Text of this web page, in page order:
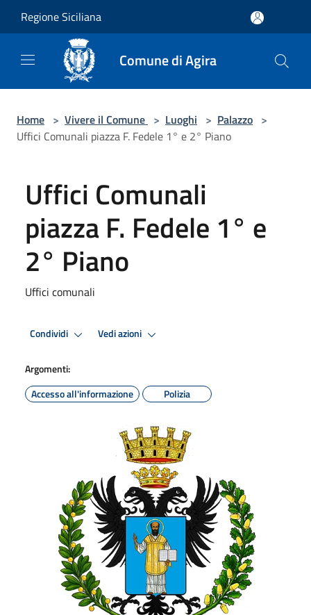
Regione Siciliana
Comune di Agira
Home > Vivere il Comune > Luoghi > Palazzo >
Uffici Comunali piazza F. Fedele 1° e 2° Piano
Uffici Comunali
piazza F. Fedele 1° e
2° Piano
Uffici comunali
Condividi Vedi azioni
Argomenti:
Accesso all'informazione
Polizia